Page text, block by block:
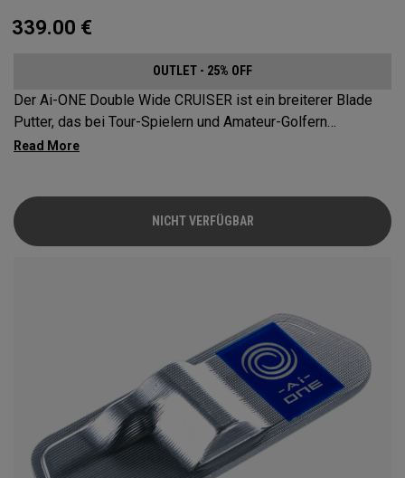
339.00 €
OUTLET - 25% OFF
Der Ai-ONE Double Wide CRUISER ist ein breiterer Blade
Putter, das bei Tour-Spielern und Amateur-Golfern
gleichermaßen beliebt ist. Diese 38“ lange Version mit
Insert verfügt über einen Aluminiumträger und die markante
White Hot Urethan-Schlagfläche sowie unseren neuen SL
140 Stroke Lab Stahlschaft.
NICHT VERFÜGBAR